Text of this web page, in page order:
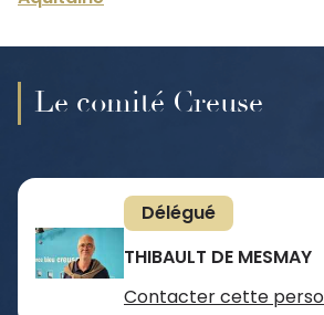
Le comité Creuse
Délégué
THIBAULT DE MESMAY
Contacter cette